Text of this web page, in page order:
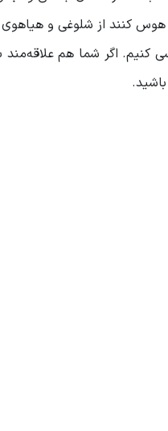
کنند از شلوغی و
کنیم. اگر شما هم